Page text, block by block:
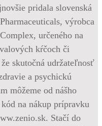
pridala slovenská
výrobca
určeného na
kŕčoch či
skutočná udržateľnosť
a psychickú
môžeme od nášho
na nákup prípravku
Stačí do